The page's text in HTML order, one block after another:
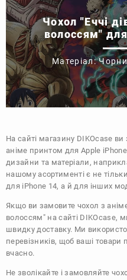
Чохол "Еччі
волоссям"
Матеріал:
На сайті магазину DIKOcase ви
аніме принтом для Apple
дизайни та матеріали,
нашому асортименті є не
для iPhone 14, а й для інших
Якщо ви замовите чохол з
волоссям" на сайті DIKOcase,
швидку доставку. Ми
перевізників, щоб ваші товари
вчасно.
Не зволікайте і замовляйте